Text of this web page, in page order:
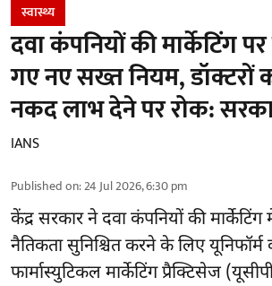
स्वास्थ्य
दवा कंपनियों की मार्केटिंग
गए नए सख्त नियम, डॉक्टरों
नकद लाभ देने पर रोक:
IANS
Published on:24 Jul 2026, 6:30 pm
केंद्र सरकार ने दवा कंपनियों की मार्केटिंग
नैतिकता सुनिश्चित करने के लिए यूनिफॉर्म
फार्मास्युटिकल मार्केटिंग प्रैक्टिसेज